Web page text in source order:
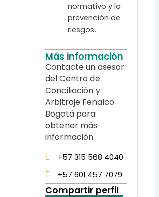
normativo y la
prevención de
riesgos.
Más información
Contacte un asesor
del Centro de
Conciliación y
Arbitraje Fenalco
Bogotá para
obtener más
información.
+57 315 568 4040
+57 601 457 7079
Compartir perfil